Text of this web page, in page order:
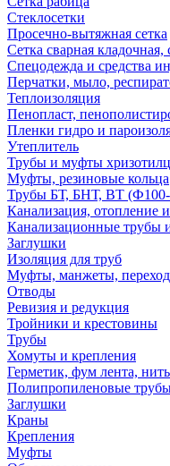
Стеклосетки
Просечно-вытяжная сетка
Сетка сварная
Спецодежда и средства
Перчатки, мыло,
Теплоизоляция
Пенопласт,
Пленки гидро и
Утеплитель
Трубы и муфты
Муфты, резиновые кольца
Трубы БТ, БНТ, ВТ
Канализация, отопление
Канализационные трубы
Заглушки
Изоляция для труб
Муфты, манжеты,
Отводы
Ревизия и редукция
Тройники и крестовины
Трубы
Хомуты и крепления
Герметик, фум лента,
Полипропиленовые
Заглушки
Краны
Крепления
Муфты